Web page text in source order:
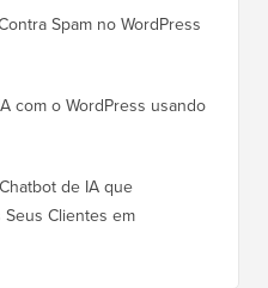
Spam no WordPress
com o WordPress usando
de IA que
Clientes em